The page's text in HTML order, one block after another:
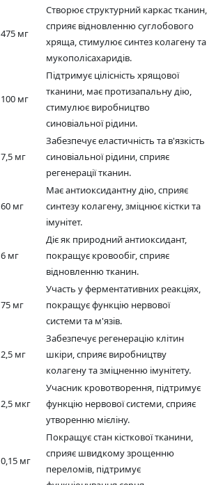
475 мг
Створює структурний каркас тканин,
сприяє відновленню суглобового
хряща, стимулює синтез колагену та
мукополісахаридів.
100 мг
Підтримує цілісність хрящової
тканини, має протизапальну дію,
стимулює виробництво
синовіальної рідини.
7,5 мг
Забезпечує еластичність та в'язкість
синовіальної рідини, сприяє
регенерації тканин.
60 мг
Має антиоксидантну дію, сприяє
синтезу колагену, зміцнює кістки та
імунітет.
6 мг
Діє як природний антиоксидант,
покращує кровообіг, сприяє
відновленню тканин.
75 мг
Участь у ферментативних реакціях,
покращує функцію нервової
системи та м'язів.
2,5 мг
Забезпечує регенерацію клітин
шкіри, сприяє виробництву
колагену та зміцненню імунітету.
2,5 мкг
Учасник кровотворення, підтримує
функцію нервової системи, сприяє
утворенню мієліну.
0,15 мг
Покращує стан кісткової тканини,
сприяє швидкому зрощенню
переломів, підтримує